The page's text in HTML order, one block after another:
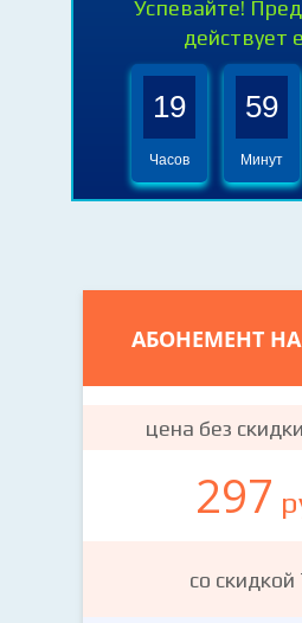
Успевайте!
действует
19
Часов
59
Минут
АБОНЕМЕНТ
цена без
297
со скидкой